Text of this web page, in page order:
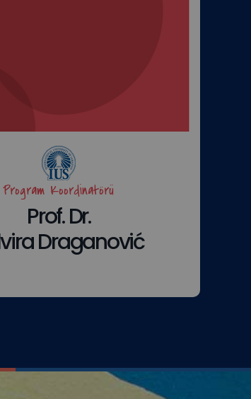
Program Koordinatörü
Prof. Dr.
Draganović